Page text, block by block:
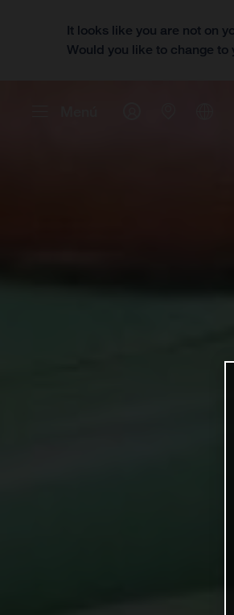
It looks like you are not on
Would you like to change